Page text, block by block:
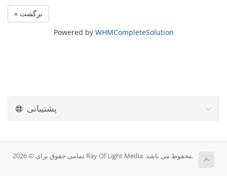
« برگشت
Powered by WHMCompleteSolution
پشتیبانی
تمامی حقوق برای © 2026 Ray Of Light Media. محفوط می باشد.